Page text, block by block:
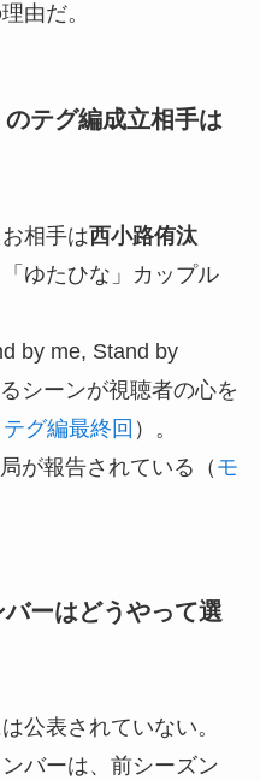
由だ。
テグ編成立相手は
相手は西小路侑汰
ゆたひな」カップル
by me, Stand by
シーンが視聴者の心を
グ編最終回 ）。
が報告されている（ モ
ーはどうやって選
公表されていない。
バーは、前シーズン